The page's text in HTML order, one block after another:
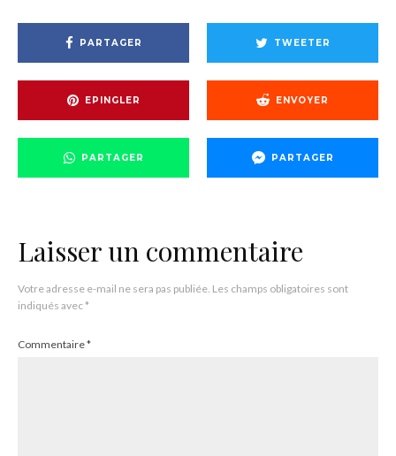
PARTAGER TWEETER
EPINGLER ENVOYER
PARTAGER PARTAGER
Laisser un commentaire
Votre adresse e-mail ne sera pas publiée. Les champs obligatoires sont
indiqués avec*
Commentaire*